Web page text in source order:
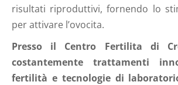
risultati riproduttivi, fornendo lo
per attivare l’ovocita.
Presso il Centro Fertilita di
costantemente trattamenti
fertilità e tecnologie di